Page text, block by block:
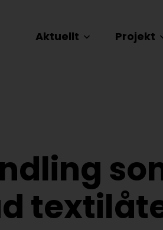
Aktuellt Projekt